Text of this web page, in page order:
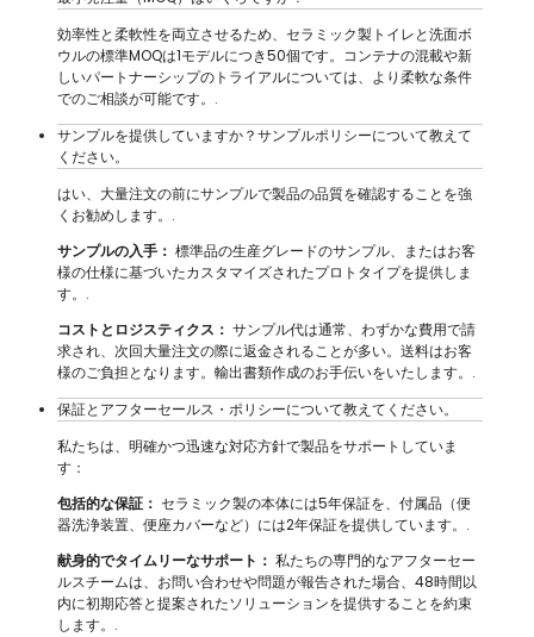
効率性と柔軟性を両立させるため、セラミック製トイレと洗面ボ
ウルの標準MOQは1モデルにつき50個です。コンテナの混載や新
しいパートナーシップのトライアルについては、より柔軟な条件
でのご相談が可能です。.
サンプルを提供していますか？サンプルポリシーについて教えて
ください。
はい、大量注文の前にサンプルで製品の品質を確認することを強
くお勧めします。.
サンプルの入手： 標準品の生産グレードのサンプル、またはお客
様の仕様に基づいたカスタマイズされたプロトタイプを提供しま
す。.
コストとロジスティクス： サンプル代は通常、わずかな費用で請
求され、次回大量注文の際に返金されることが多い。送料はお客
様のご負担となります。輸出書類作成のお手伝いをいたします。.
保証とアフターセールス・ポリシーについて教えてください。
私たちは、明確かつ迅速な対応方針で製品をサポートしていま
す：
包括的な保証： セラミック製の本体には5年保証を、付属品（便
器洗浄装置、便座カバーなど）には2年保証を提供しています。.
献身的でタイムリーなサポート： 私たちの専門的なアフターセー
ルスチームは、お問い合わせや問題が報告された場合、48時間以
内に初期応答と提案されたソリューションを提供することを約束
します。.